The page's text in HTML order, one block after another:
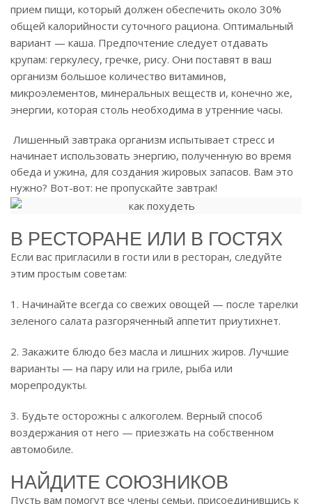
прием пищи, который должен обеспечить около 30%
общей калорийности суточного рациона. Оптимальный
вариант — каша. Предпочтение следует отдавать
крупам: геркулесу, гречке, рису. Они поставят в ваш
организм большое количество витаминов,
микроэлементов, минеральных веществ и, конечно же,
энергии, которая столь необходима в утренние часы.
Лишенный завтрака организм испытывает стресс и
начинает использовать энергию, полученную во время
обеда и ужина, для создания жировых запасов. Вам это
нужно? Вот-вот: не пропускайте завтрак!
В РЕСТОРАНЕ ИЛИ В ГОСТЯХ
Если вас пригласили в гости или в ресторан, следуйте
этим простым советам:
1. Начинайте всегда со свежих овощей — после тарелки
зеленого салата разгоряченный аппетит приутихнет.
2. Закажите блюдо без масла и лишних жиров. Лучшие
варианты — на пару или на гриле, рыба или
морепродукты.
3. Будьте осторожны с алкоголем. Верный способ
воздержания от него — приезжать на собственном
автомобиле.
НАЙДИТЕ СОЮЗНИКОВ
Пусть вам помогут все члены семьи, присоединившись к